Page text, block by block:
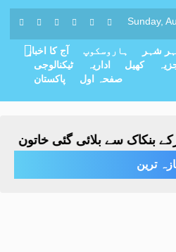
Sunday,
آج کا اخبار ہاروسکوپ شہر
ٹیکنالوجی
اداریہ کھیل
پاکستان
صفحہ اول
سے بلائی گئی خاتون سے
ترین